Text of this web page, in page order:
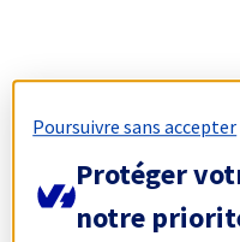
Poursuivre sans accepter
Protéger
notre